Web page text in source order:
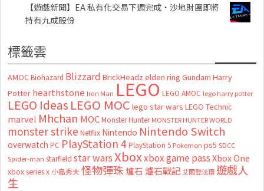
【遊戲新聞】EA 私有化交易下週完成・沙地財團即將
持有九成股份
標籤雲
AMOC Biohazard Blizzard BrickHeadz elden ring Gundam Harry
Potter hearthstone Iron Man LEGO LEGO AMOC lego harry potter
LEGO Ideas LEGO MOC lego star wars LEGO Technic
marvel Mhchan MOC Monster Hunter MONSTER HUNTER WORLD
monster strike Netflix Nintendo Nintendo Switch
overwatch PC PlayStation 4 PlayStation 5 Pokemon ps5 SDCC
Spider-man starfield star wars Xboxxbox game passXbox One
xbox series x 小島秀夫怪物彈珠 爐石 爐石戰記艾爾登法環 遊戲人
生